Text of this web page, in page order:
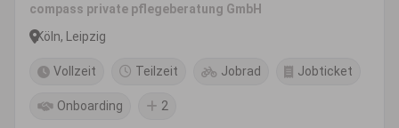
compass private pflegeberatung GmbH
Köln, Leipzig
Vollzeit Teilzeit Jobrad Jobticket
Onboarding 2